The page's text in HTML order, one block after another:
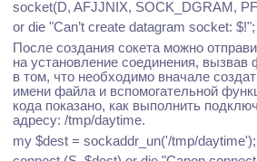
socket(D, AFJJNIX, SOCK_DGRAM,
or die "Can’t create datagram socket: $!";
После создания сокета можно
на установление соединения,
в том, что необходимо вначале
имени файла и вспомогательной
кода показано, как выполнить
адресу: /tmp/daytime.
my $dest = sockaddr_un('/tmp/daytime');